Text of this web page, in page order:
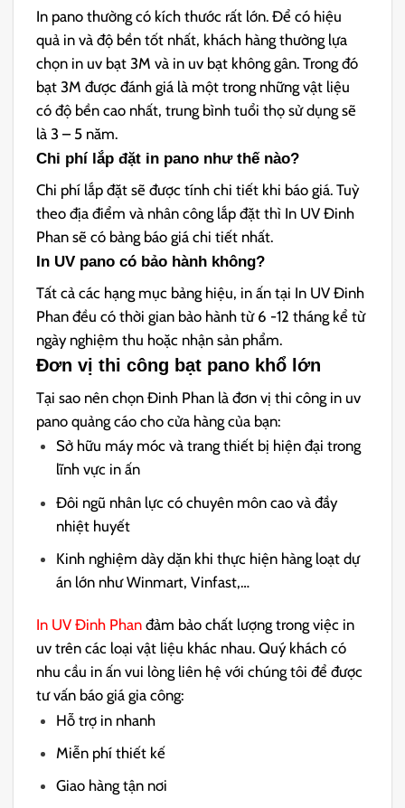
In pano thường có kích thước rất lớn. Để có hiệu
quả in và độ bền tốt nhất, khách hàng thường lựa
chọn in uv bạt 3M và in uv bạt không gân. Trong đó
bạt 3M được đánh giá là một trong những vật liệu
có độ bền cao nhất, trung bình tuổi thọ sử dụng sẽ
là 3 – 5 năm.
Chi phí lắp đặt in pano như thế nào?
Chi phí lắp đặt sẽ được tính chi tiết khi báo giá. Tuỳ
theo địa điểm và nhân công lắp đặt thì In UV Đinh
Phan sẽ có bảng báo giá chi tiết nhất.
In UV pano có bảo hành không?
Tất cả các hạng mục bảng hiệu, in ấn tại In UV Đinh
Phan đều có thời gian bảo hành từ 6 -12 tháng kể từ
ngày nghiệm thu hoặc nhận sản phẩm.
Đơn vị thi công bạt pano khổ lớn
Tại sao nên chọn Đinh Phan là đơn vị thi công in uv
pano quảng cáo cho cửa hàng của bạn:
Sở hữu máy móc và trang thiết bị hiện đại trong
lĩnh vực in ấn
Đôi ngũ nhân lực có chuyên môn cao và đầy
nhiệt huyết
Kinh nghiệm dày dặn khi thực hiện hàng loạt dự
án lớn như Winmart, Vinfast,…
In UV Đinh Phan đảm bảo chất lượng trong việc in
uv trên các loại vật liệu khác nhau. Quý khách có
nhu cầu in ấn vui lòng liên hệ với chúng tôi để được
tư vấn báo giá gia công:
Hỗ trợ in nhanh
Miễn phí thiết kế
Giao hàng tận nơi